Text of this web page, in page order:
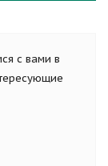
с вами в